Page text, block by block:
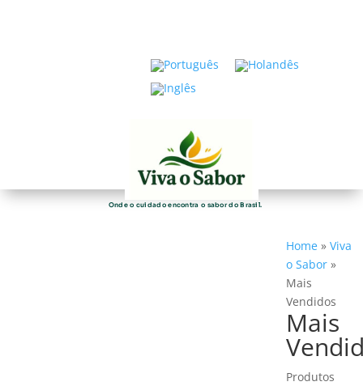
Onde o cuidado encontra o sabor do Brasil.
Home» Viva
o Sabor»
Mais
Vendidos
Mais
Produtos